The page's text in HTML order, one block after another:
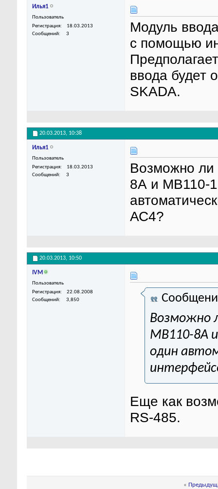
Илья1
Пользователь
Регистрация
18.03.2013
Сообщений
3
Модуль
с помощью
ввода будет
SKADA.
20.03.2013, 10:38
Илья1
Пользователь
Регистрация
18.03.2013
Сообщений
3
Возможно ли
8А и МВ110-
АС4?
20.03.2013, 10:50
IVM
Пользователь
Регистрация
22.08.2008
Сообщений
3,850
Возможно
МВ110-8А
один
Еще как
RS-485.
«